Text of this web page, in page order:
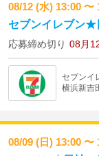
08/12 (水) 13:00 〜
セブンイレブン★
応募締め切り 08月
セブンイ
横浜新吉
08/09 (日) 13:00 〜